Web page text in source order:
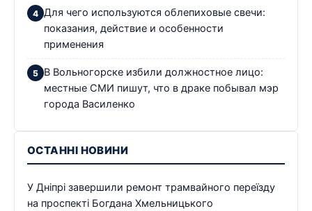
Для чего используются облепиховые свечи:
показания, действие и особенности
применения
В Вольногорске избили должностное лицо:
местные СМИ пишут, что в драке побывал мэр
города Василенко
ОСТАННІ НОВИНИ
У Дніпрі завершили ремонт трамвайного переїзду
на проспекті Богдана Хмельницького